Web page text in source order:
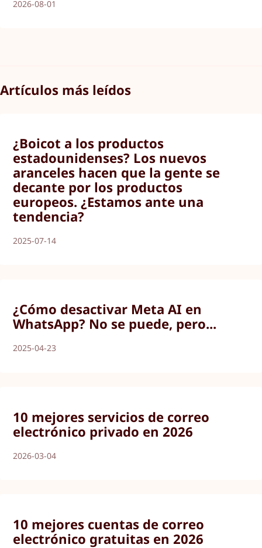
2026-08-01
Artículos más leídos
¿Boicot a los productos
estadounidenses? Los nuevos
aranceles hacen que la gente se
decante por los productos
europeos. ¿Estamos ante una
tendencia?
2025-07-14
¿Cómo desactivar Meta AI en
WhatsApp? No se puede, pero...
2025-04-23
10 mejores servicios de correo
electrónico privado en 2026
2026-03-04
10 mejores cuentas de correo
electrónico gratuitas en 2026